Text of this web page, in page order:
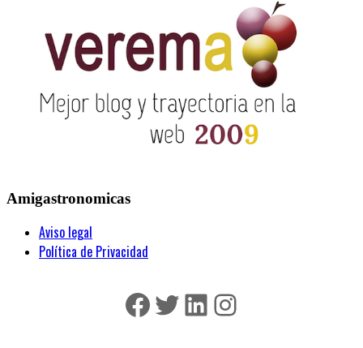
Amigastronomicas
Aviso legal
Política de Privacidad
Facebook
Twitter
LinkedIn
Instagram